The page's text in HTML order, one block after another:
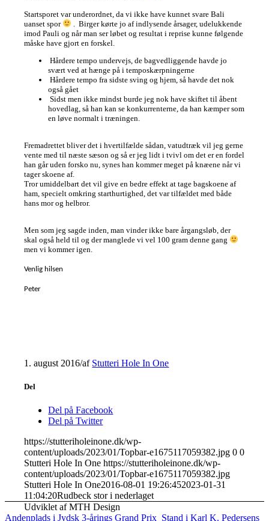
Startsporet var underordnet, da vi ikke have kunnet svare Bali
uanset spor
. Birger kørte jo af indlysende årsager, udelukkende
imod Pauli og når man ser løbet og resultat i reprise kunne følgende
måske have gjort en forskel.
Hårdere tempo undervejs, de bagvedliggende havde jo
svært ved at hænge på i temposkærpningerne
Hårdere tempo fra sidste sving og hjem, så havde det nok
også gået
Sidst men ikke mindst burde jeg nok have skiftet til åbent
hovedlag, så han kan se konkurrenterne, da han kæmper som
en løve normalt i træningen.
Fremadrettet bliver det i hvertilfælde sådan, vatudtræk vil jeg gerne
vente med til næste sæson og så er jeg lidt i tvivl om det er en fordel
han går uden forsko nu, synes han kommer meget på knæene når vi
tager skoene af.
Tror umiddelbart det vil give en bedre effekt at tage bagskoene af
ham, specielt omkring starthurtighed, det var tilfældet med både
hans mor og helbror.
Men som jeg sagde inden, man vinder ikke bare årgangsløb, der
skal også held til og der manglede vi vel 100 gram denne gang
men vi kommer igen.
Venlig hilsen
Peter
1. august 2016/af Stutteri Hole In One
Del
Del på Facebook
Del på Twitter
https://stutteriholeinone.dk/wp-
content/uploads/2023/01/Topbar-e1675117059382.jpg 0 0
Stutteri Hole In One https://stutteriholeinone.dk/wp-
content/uploads/2023/01/Topbar-e1675117059382.jpg
Stutteri Hole In One2016-08-01 19:26:452023-01-31
11:04:20Rudbeck stor i nederlaget
Udviklet af MTH Design
Andenplads i Jydsk 3-årings Grand Prix Stand i Karl K. Pedersens